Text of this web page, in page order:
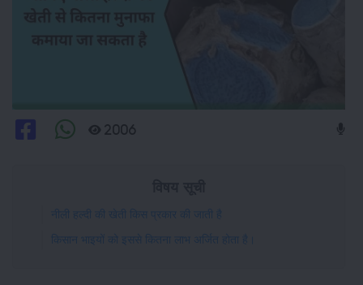
2006
नीली हल्दी की खेती किस प्रकार की जाती है
किसान भाइयों को इससे कितना लाभ अर्जित होता है।